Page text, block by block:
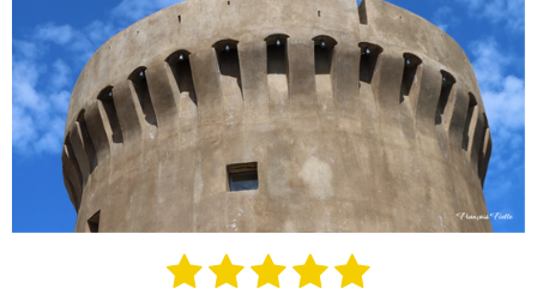
1 2 3 4 5